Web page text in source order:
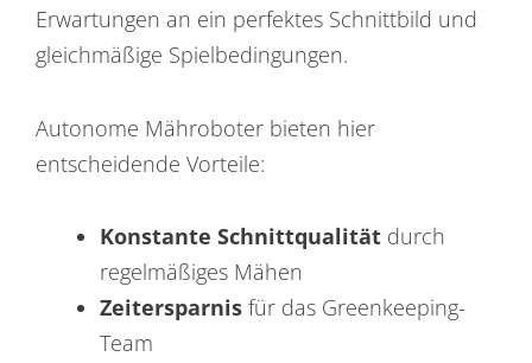
Erwartungen an ein perfektes Schnittbild und
gleichmäßige Spielbedingungen.
Autonome Mähroboter bieten hier
entscheidende Vorteile:
Konstante Schnittqualität durch
regelmäßiges Mähen
Zeitersparnis für das Greenkeeping-
Team